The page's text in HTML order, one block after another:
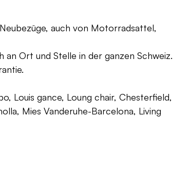
auch von Motorradsattel,
Ort und Stelle in der ganzen Schweiz.
Louis gance, Loung chair, Chesterfield,
Mies Vanderuhe-Barcelona, Living